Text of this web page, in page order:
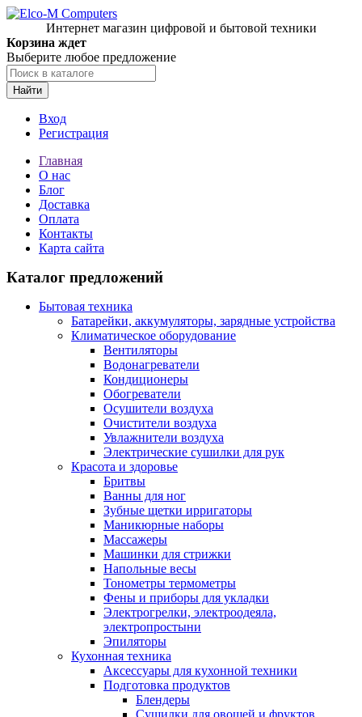
Интернет магазин цифровой и бытовой техники
Корзина ждет
Выберите любое предложение
Найти
Вход
Регистрация
Главная
О нас
Блог
Доставка
Оплата
Контакты
Карта сайта
Каталог предложений
Бытовая техника
Батарейки, аккумуляторы, зарядные устройства
Климатическое оборудование
Вентиляторы
Водонагреватели
Кондиционеры
Обогреватели
Осушители воздуха
Очистители воздуха
Увлажнители воздуха
Электрические сушилки для рук
Красота и здоровье
Бритвы
Ванны для ног
Зубные щетки ирригаторы
Маникюрные наборы
Массажеры
Машинки для стрижки
Напольные весы
Тонометры термометры
Фены и приборы для укладки
Электрогрелки, электроодеяла,
электропростыни
Эпиляторы
Кухонная техника
Аксессуары для кухонной техники
Подготовка продуктов
Блендеры
Сушилки для овощей и фруктов